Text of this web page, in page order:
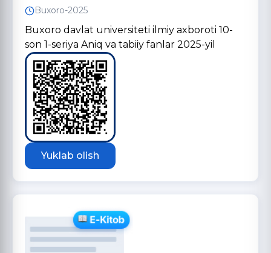
Buxoro-2025
Buxoro davlat universiteti ilmiy axboroti 10-
son 1-seriya Aniq va tabiiy fanlar 2025-yil
Yuklab olish